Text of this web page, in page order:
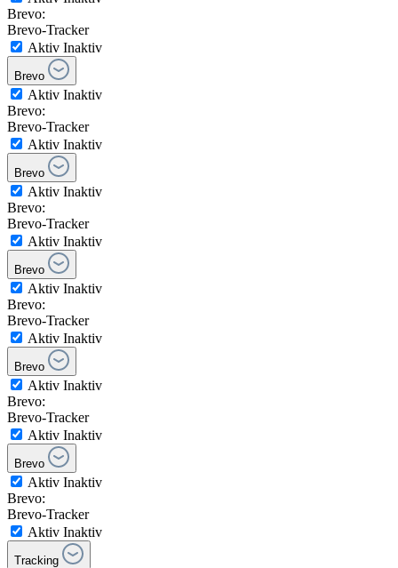
Brevo:
Brevo-Tracker
Aktiv Inaktiv
Brevo
Aktiv Inaktiv
Brevo:
Brevo-Tracker
Aktiv Inaktiv
Brevo
Aktiv Inaktiv
Brevo:
Brevo-Tracker
Aktiv Inaktiv
Brevo
Aktiv Inaktiv
Brevo:
Brevo-Tracker
Aktiv Inaktiv
Brevo
Aktiv Inaktiv
Brevo:
Brevo-Tracker
Aktiv Inaktiv
Brevo
Aktiv Inaktiv
Brevo:
Brevo-Tracker
Aktiv Inaktiv
Tracking